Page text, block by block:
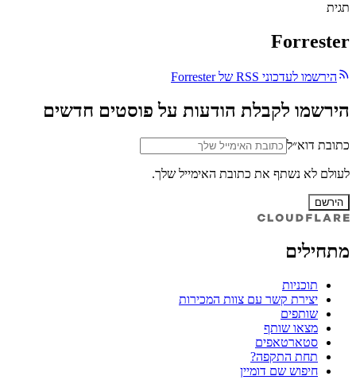
תגית
Forrester
הירשמו לעדכוני RSS של Forrester
הירשמו לקבלת הודעות על פוסטים חדשים
כתובת דוא״ל
לעולם לא נשתף את כתובת האימייל שלך.
הירשם
מתחילים
תוכניות
יצירת קשר עם צוות המכירות
שותפים
מצאו שותף
סטארטאפים
תחת התקפה?
חיפוש שם דומיין